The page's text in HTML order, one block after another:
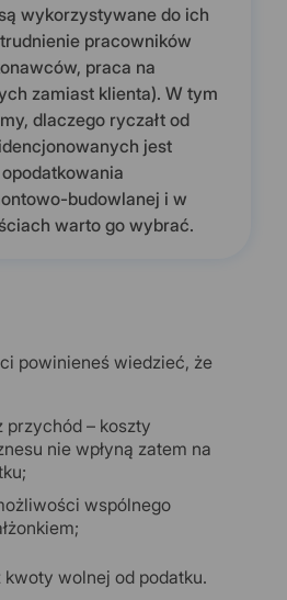
wykorzystywane do ich
pracowników
praca na
zamiast klienta). W tym
dlaczego ryczałt od
jest
budowlanej i w
warto go wybrać.
powinieneś wiedzieć, że
przychód – koszty
nie wpłyną zatem na
wspólnego
kwoty wolnej od podatku.